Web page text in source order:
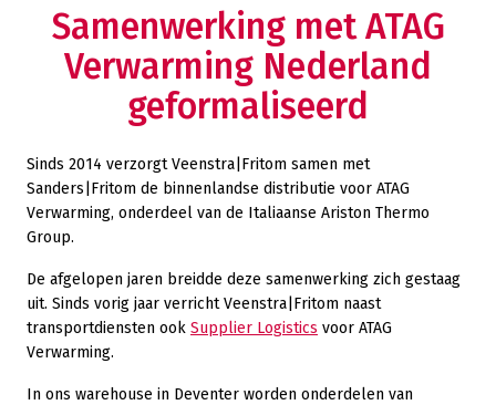
Samenwerking met ATAG
Verwarming Nederland
geformaliseerd
Sinds 2014 verzorgt Veenstra|Fritom samen met
Sanders|Fritom de binnenlandse distributie voor ATAG
Verwarming, onderdeel van de Italiaanse Ariston Thermo
Group.
De afgelopen jaren breidde deze samenwerking zich gestaag
uit. Sinds vorig jaar verricht Veenstra|Fritom naast
transportdiensten ook Supplier Logistics voor ATAG
Verwarming.
In ons warehouse in Deventer worden onderdelen van